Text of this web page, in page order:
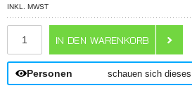
INKL. MWST
Personen schauen sich